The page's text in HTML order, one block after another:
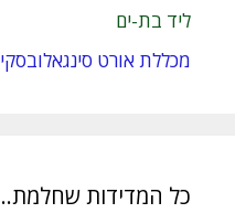
ליד בת-ים
מכללת אורט סינגאלובסקי